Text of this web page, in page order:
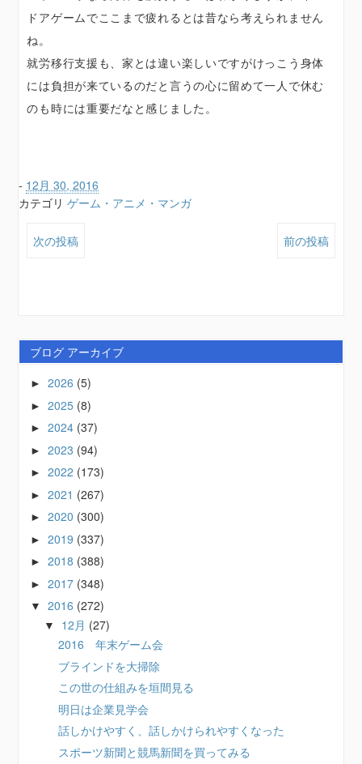
ドアゲームでここまで疲れるとは昔なら考えられません
ね。
就労移行支援も、家とは違い楽しいですがけっこう身体
には負担が来ているのだと言うの心に留めて一人で休む
のも時には重要だなと感じました。
- 12月 30, 2016
カテゴリゲーム・アニメ・マンガ
次の投稿 前の投稿
ブログ アーカイブ
►2026 (5)
►2025 (8)
►2024 (37)
►2023 (94)
►2022 (173)
►2021 (267)
►2020 (300)
►2019 (337)
►2018 (388)
►2017 (348)
▼2016 (272)
▼ 12月 (27)
2016 年末ゲーム会
ブラインドを大掃除
この世の仕組みを垣間見る
明日は企業見学会
話しかけやすく、話しかけられやすくなった
スポーツ新聞と競馬新聞を買ってみる